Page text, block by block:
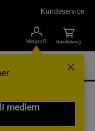
Kundeservice
Min profil
medlem
Handlekorg